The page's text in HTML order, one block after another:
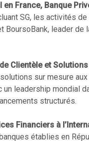
en France, Banque
SG, les activités
BoursoBank, leader de
Clientèle et
sur mesure
un leadership mondial
structurés.
Financiers à
établies en